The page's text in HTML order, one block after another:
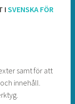
ISVENSKA FÖR
samt för att
innehåll.